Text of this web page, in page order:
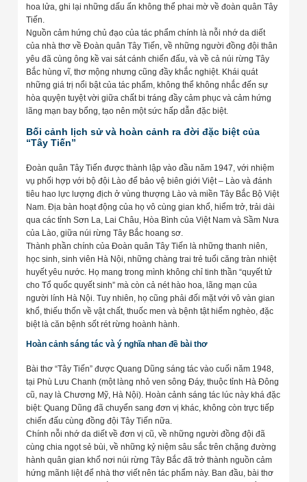
hoa lửa, ghi lại những dấu ấn không thể phai mờ về đoàn quân Tây
Tiến.
Nguồn cảm hứng chủ đạo của tác phẩm chính là nỗi nhớ da diết
của nhà thơ về Đoàn quân Tây Tiến, về những người đồng đội thân
yêu đã cùng ông kề vai sát cánh chiến đấu, và về cả núi rừng Tây
Bắc hùng vĩ, thơ mộng nhưng cũng đầy khắc nghiệt. Khái quát
những giá trị nổi bật của tác phẩm, không thể không nhắc đến sự
hòa quyện tuyệt vời giữa chất bi tráng đầy cảm phục và cảm hứng
lãng mạn bay bổng, tạo nên một sức hấp dẫn đặc biệt.
Bối cảnh lịch sử và hoàn cảnh ra đời đặc biệt của
“Tây Tiến”
Đoàn quân Tây Tiến được thành lập vào đầu năm 1947, với nhiệm
vụ phối hợp với bộ đội Lào để bảo vệ biên giới Việt – Lào và đánh
tiêu hao lực lượng địch ở vùng thượng Lào và miền Tây Bắc Bộ Việt
Nam. Địa bàn hoạt động của họ vô cùng gian khổ, hiểm trở, trải dài
qua các tỉnh Sơn La, Lai Châu, Hòa Bình của Việt Nam và Sầm Nưa
của Lào, giữa núi rừng Tây Bắc hoang sơ.
Thành phần chính của Đoàn quân Tây Tiến là những thanh niên,
học sinh, sinh viên Hà Nội, những chàng trai trẻ tuổi căng tràn nhiệt
huyết yêu nước. Họ mang trong mình không chỉ tinh thần “quyết tử
cho Tổ quốc quyết sinh” mà còn cả nét hào hoa, lãng mạn của
người lính Hà Nội. Tuy nhiên, họ cũng phải đối mặt với vô vàn gian
khổ, thiếu thốn về vật chất, thuốc men và bệnh tật hiểm nghèo, đặc
biệt là căn bệnh sốt rét rừng hoành hành.
Hoàn cảnh sáng tác và ý nghĩa nhan đề bài thơ
Bài thơ “Tây Tiến” được Quang Dũng sáng tác vào cuối năm 1948,
tại Phù Lưu Chanh (một làng nhỏ ven sông Đáy, thuộc tỉnh Hà Đông
cũ, nay là Chương Mỹ, Hà Nội). Hoàn cảnh sáng tác lúc này khá đặc
biệt: Quang Dũng đã chuyển sang đơn vị khác, không còn trực tiếp
chiến đấu cùng đồng đội Tây Tiến nữa.
Chính nỗi nhớ da diết về đơn vị cũ, về những người đồng đội đã
cùng chia ngọt sẻ bùi, về những kỷ niệm sâu sắc trên chặng đường
hành quân gian khổ nơi núi rừng Tây Bắc đã trở thành nguồn cảm
hứng mãnh liệt để nhà thơ viết nên tác phẩm này. Ban đầu, bài thơ